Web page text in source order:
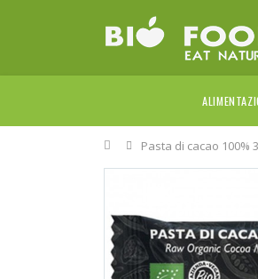
Home
Pasta di cacao 100%